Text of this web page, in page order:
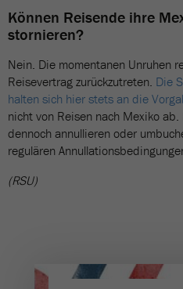
Können Reisende ihre
stornieren?
Nein. Die momentanen Unruhen
Reisevertrag zurückzutreten. Die
halten sich hier stets an die
nicht von Reisen nach Mexiko
dennoch annullieren oder
regulären
(RSU)